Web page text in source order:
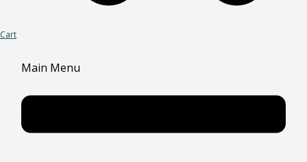
Cart
Main Menu